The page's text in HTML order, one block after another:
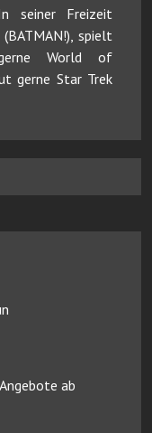
seiner Freizeit
spielt
World of
gerne Star Trek
ab